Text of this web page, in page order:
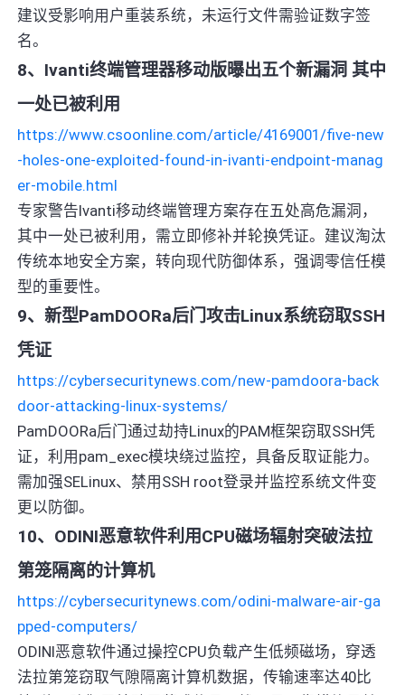
建议受影响用户重装系统，未运行文件需验证数字签
名。
8、Ivanti终端管理器移动版曝出五个新漏洞 其中
一处已被利用
https://www.csoonline.com/article/4169001/five-new
-holes-one-exploited-found-in-ivanti-endpoint-manag
er-mobile.html
专家警告Ivanti移动终端管理方案存在五处高危漏洞，
其中一处已被利用，需立即修补并轮换凭证。建议淘汰
传统本地安全方案，转向现代防御体系，强调零信任模
型的重要性。
9、新型PamDOORa后门攻击Linux系统窃取SSH
凭证
https://cybersecuritynews.com/new-pamdoora-back
door-attacking-linux-systems/
PamDOORa后门通过劫持Linux的PAM框架窃取SSH凭
证，利用pam_exec模块绕过监控，具备反取证能力。
需加强SELinux、禁用SSH root登录并监控系统文件变
更以防御。
10、ODINI恶意软件利用CPU磁场辐射突破法拉
第笼隔离的计算机
https://cybersecuritynews.com/odini-malware-air-ga
pped-computers/
ODINI恶意软件通过操控CPU负载产生低频磁场，穿透
法拉第笼窃取气隙隔离计算机数据，传输速率达40比